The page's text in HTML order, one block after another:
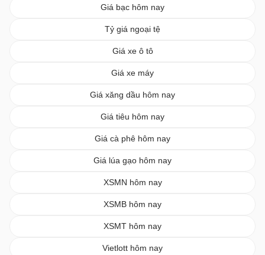
Giá bạc hôm nay
Tỷ giá ngoại tệ
Giá xe ô tô
Giá xe máy
Giá xăng dầu hôm nay
Giá tiêu hôm nay
Giá cà phê hôm nay
Giá lúa gạo hôm nay
XSMN hôm nay
XSMB hôm nay
XSMT hôm nay
Vietlott hôm nay